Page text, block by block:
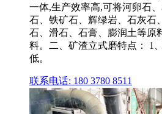
一体,生产效率高,可将河卵石
石、铁矿石、辉绿岩、石灰石
石、滑石、石膏、膨润土等原
料。二、矿渣立式磨特点： 1
低。
联系电话: 180 3780 8511